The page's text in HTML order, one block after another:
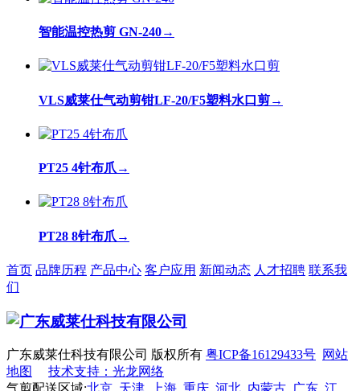
智能温控热剪 GN-240→
VLS威莱仕气动剪钳LF-20/F5塑料水口剪→
PT25 4针布爪 →
PT28 8针布爪 →
首页 品牌历程 产品中心 客户应用 新闻动态 人才招聘 联系我
们
广东威莱仕科技有限公司 版权所有 粤ICP备16129433号 网站
地图
技术支持：光龙网络